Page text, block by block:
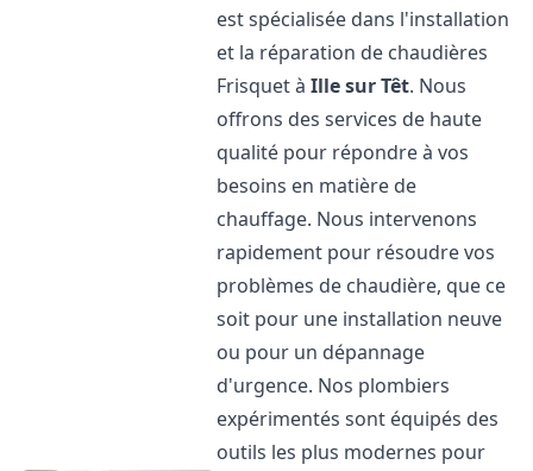
est spécialisée dans l'installation
et la réparation de chaudières
Frisquet àIlle sur Têt. Nous
offrons des services de haute
qualité pour répondre à vos
besoins en matière de
chauffage. Nous intervenons
rapidement pour résoudre vos
problèmes de chaudière, que ce
soit pour une installation neuve
ou pour un dépannage
d'urgence. Nos plombiers
expérimentés sont équipés des
outils les plus modernes pour